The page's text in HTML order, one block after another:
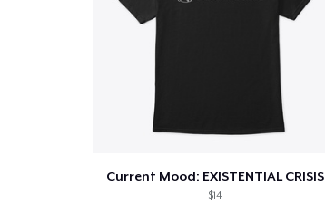
Current Mood: EXISTENTIAL CRISIS
$14